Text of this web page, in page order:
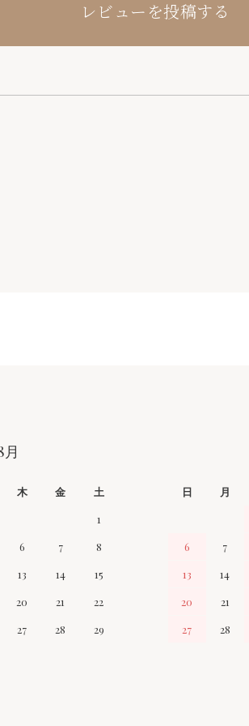
レビューを投稿する
木 金
土
1
6 7
8
13 14
15
20 21
22
27 28
29
日 月
6
7
13
14
20
21
27
28